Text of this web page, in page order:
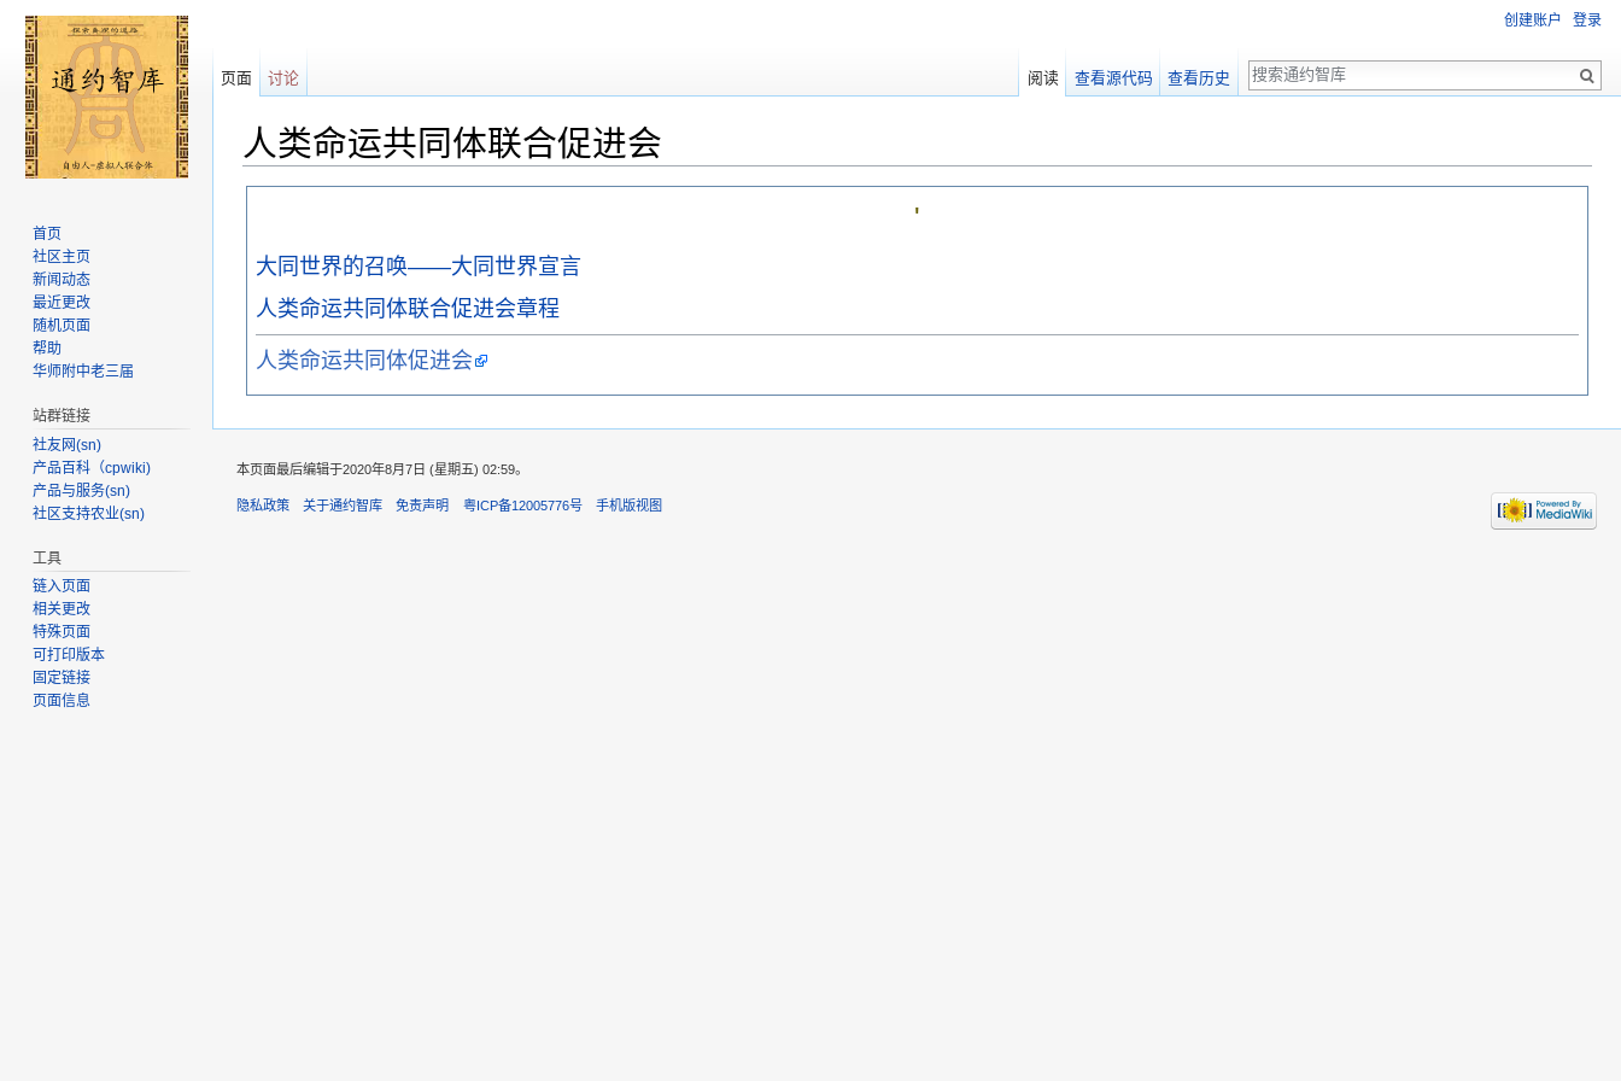
人类命运共同体联合促进会
'
大同世界的召唤——大同世界宣言
人类命运共同体联合促进会章程
人类命运共同体促进会
创建账户 登录
页面 讨论 阅读 查看源代码 查看历史
搜
索
首页
社区主页
新闻动态
最近更改
随机页面
帮助
华师附中老三届
站群链接
社友网(sn)
产品百科（cpwiki)
产品与服务(sn)
社区支持农业(sn)
工具
链入页面
相关更改
特殊页面
可打印版本
固定链接
页面信息
本页面最后编辑于2020年8月7日 (星期五) 02:59。
隐私政策 关于通约智库 免责声明 粤ICP备12005776号 手机版视图